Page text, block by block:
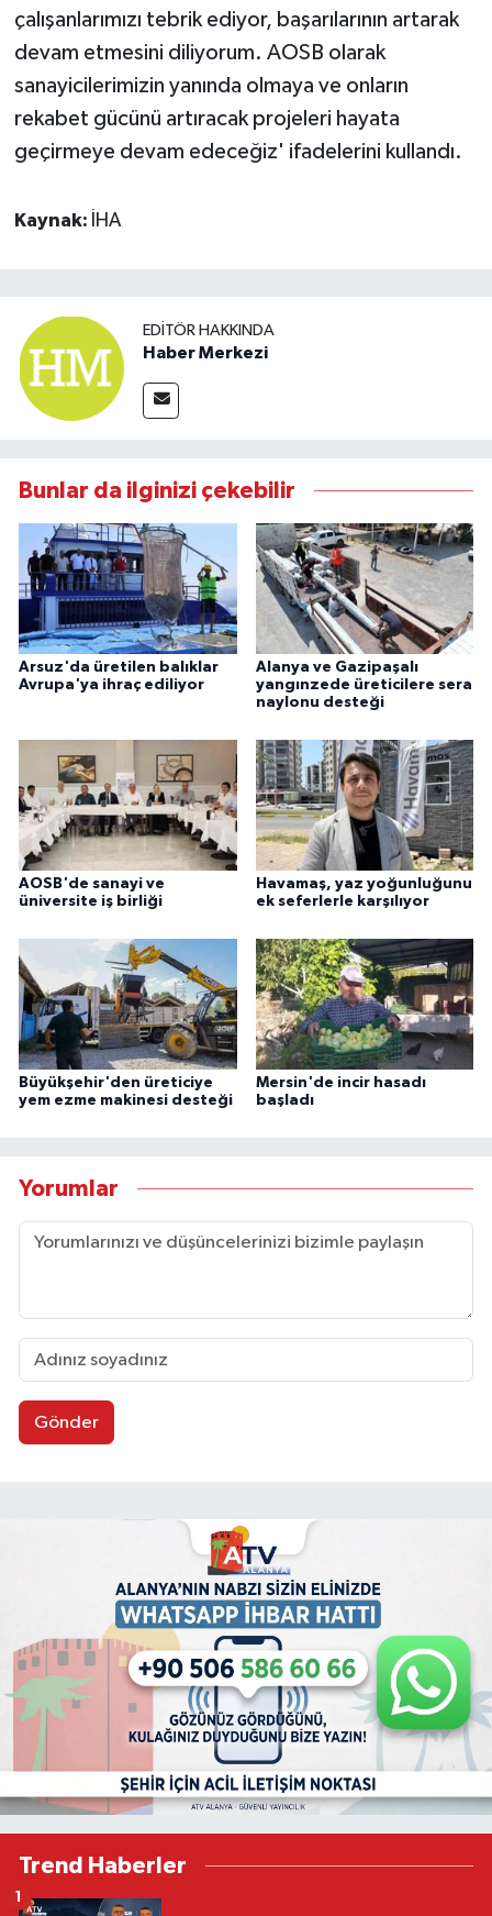
çalışanlarımızı tebrik ediyor, başarılarının artarak
devam etmesini diliyorum. AOSB olarak
sanayicilerimizin yanında olmaya ve onların
rekabet gücünü artıracak projeleri hayata
geçirmeye devam edeceğiz' ifadelerini kullandı.
Kaynak: İHA
EDITÖR HAKKINDA
Haber Merkezi
Bunlar da ilginizi çekebilir
Arsuz'da üretilen balıklar
Avrupa'ya ihraç ediliyor
Alanya ve Gazipaşalı
yangınzede üreticilere sera
naylonu desteği
AOSB'de sanayi ve
üniversite iş birliği
Havamaş, yaz yoğunluğunu
ek seferlerle karşılıyor
Büyükşehir'den üreticiye
yem ezme makinesi desteği
Mersin'de incir hasadı
başladı
Yorumlar
Gönder
Trend Haberler
1